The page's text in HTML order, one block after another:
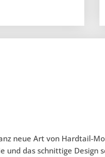
neue Art von Hardtail-
das schnittige Design